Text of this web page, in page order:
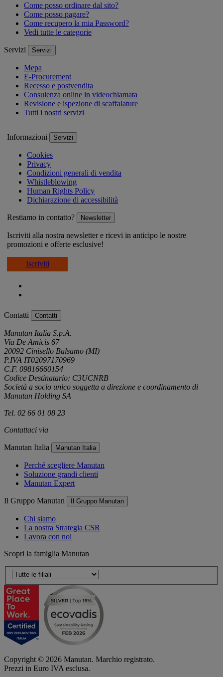
Come posso ordinare dal sito?
Come posso pagare?
Come recupero la mia Password?
Vedi tutte le categorie
Servizi Servizi
Mepa
E-Procurement
Recesso e postvendita
Consulenza online in videochiamata
Revisione e ispezione di scaffalature
Tutti i nostri servizi
Informazioni Servizi
Cookies
Privacy
Condizioni generali di vendita
Whistleblowing
Human Rights Policy
Dichiarazione di accessibilità
Restiamo in contatto? Newsletter
Iscriviti alla nostra newsletter e ricevi in anticipo le nostre
promozioni e offerte esclusive!
Iscriviti
Contatti Contatti
Manutan Italia S.p.A.
Via De Amicis 67
20092 Cinisello Balsamo (MI)
P.IVA IT02097170969
C.F. 09816660154
Codice Destinatario: C3UCNRB
Società a socio unico soggetta a direzione e coordinamento di
Manutan Holding SA
Tel. 02 66 01 08 23
Contattaci via
Manutan Italia Manutan Italia
Perché scegliere Manutan
Soluzione grandi clienti
Manutan Expert
Il Gruppo Manutan Il Gruppo Manutan
Chi siamo
La nostra Strategia CSR
Lavora con noi
Scopri la famiglia Manutan
Copyright © 2026 Manutan. Marchio registrato.
Prezzi in Euro IVA esclusa.